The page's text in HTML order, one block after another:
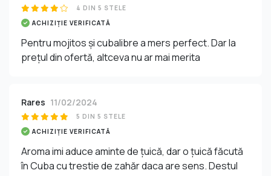
4 DIN 5 STELE
ACHIZIȚIE VERIFICATĂ
Pentru mojitos și cubalibre a mers perfect. Dar la
prețul din ofertă, altceva nu ar mai merita
Rares 11/02/2024
5 DIN 5 STELE
ACHIZIȚIE VERIFICATĂ
Aroma imi aduce aminte de țuică, dar o țuică făcută
în Cuba cu trestie de zahăr daca are sens. Destul